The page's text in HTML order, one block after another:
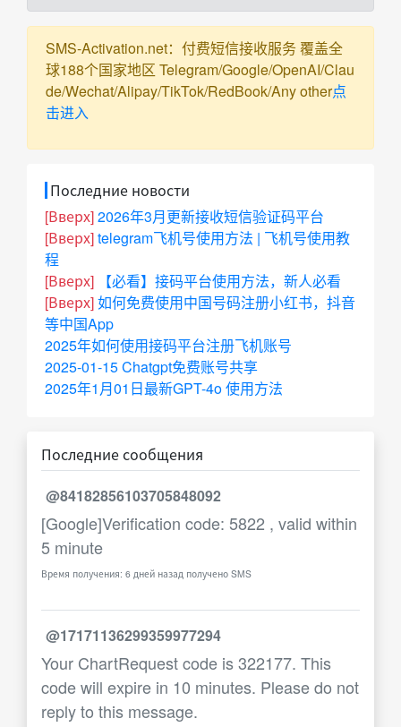
SMS-Activation.net：付费短信接收服务 覆盖全
球188个国家地区 Telegram/Google/OpenAI/Clau
de/Wechat/Alipay/TikTok/RedBook/Any other点
击进入
Последние новости
[Вверх]2026年3月更新接收短信验证码平台
[Вверх]telegram飞机号使用方法 | 飞机号使用教
程
[Вверх]
【必看】接码平台使用方法，新人必看
[Вверх]如何免费使用中国号码注册小红书，抖音
等中国App
2025年如何使用接码平台注册飞机账号
2025-01-15 Chatgpt免费账号共享
2025年1月01日最新GPT-4o 使用方法
Последние сообщения
@84182856103705848092
[Google]Verification code: 5822 , valid within
5 minute
Время получения: 6 дней назад получено SMS
@17171136299359977294
Your ChartRequest code is 322177. This
code will expire in 10 minutes. Please do not
reply to this message.